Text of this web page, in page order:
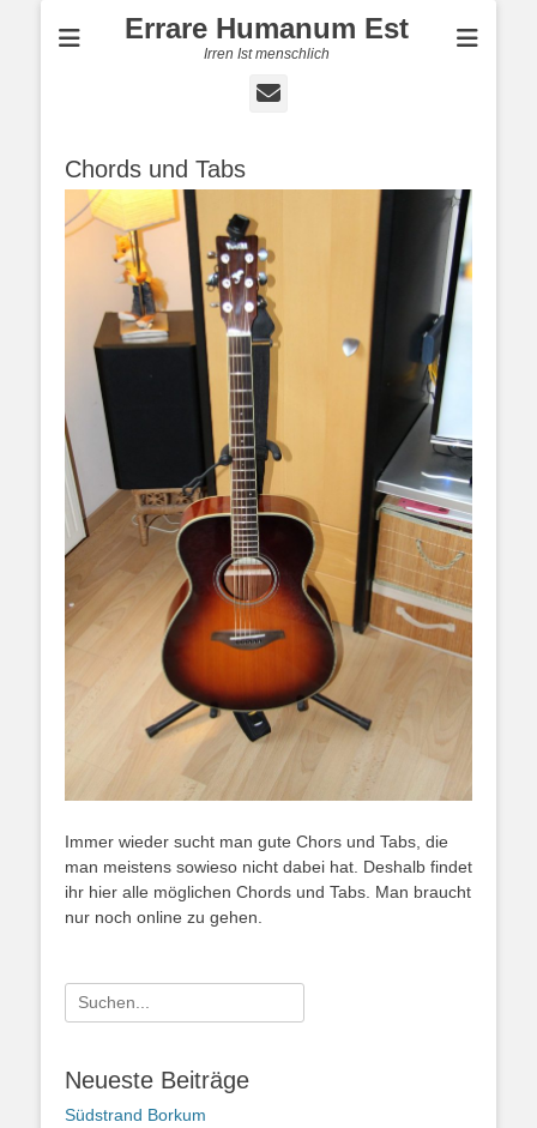
Errare Humanum Est
Irren Ist menschlich
E-
Chords und Tabs
Immer wieder sucht man gute Chors und Tabs, die
man meistens sowieso nicht dabei hat. Deshalb findet
ihr hier alle möglichen Chords und Tabs. Man braucht
nur noch online zu gehen.
Suchen
nach:
Neueste Beiträge
Südstrand Borkum